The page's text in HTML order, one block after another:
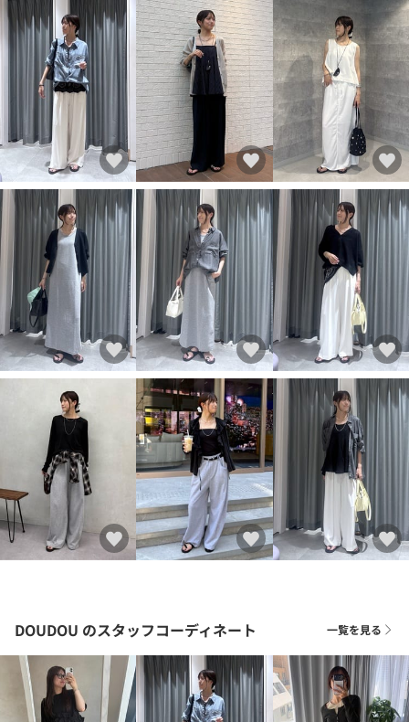
DOUDOU のスタッフコーディネート 一覧を見る